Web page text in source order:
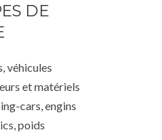
DE
véhicules
et matériels
cars, engins
poids